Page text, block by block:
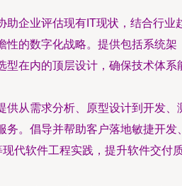
助企业评估现有IT现状，结合行业
性的数字化战略。提供包括系统架
型在内的顶层设计，确保技术体系
供从需求分析、原型设计到开发、
务。倡导并帮助客户落地敏捷开发
代软件工程实践，提升软件交付